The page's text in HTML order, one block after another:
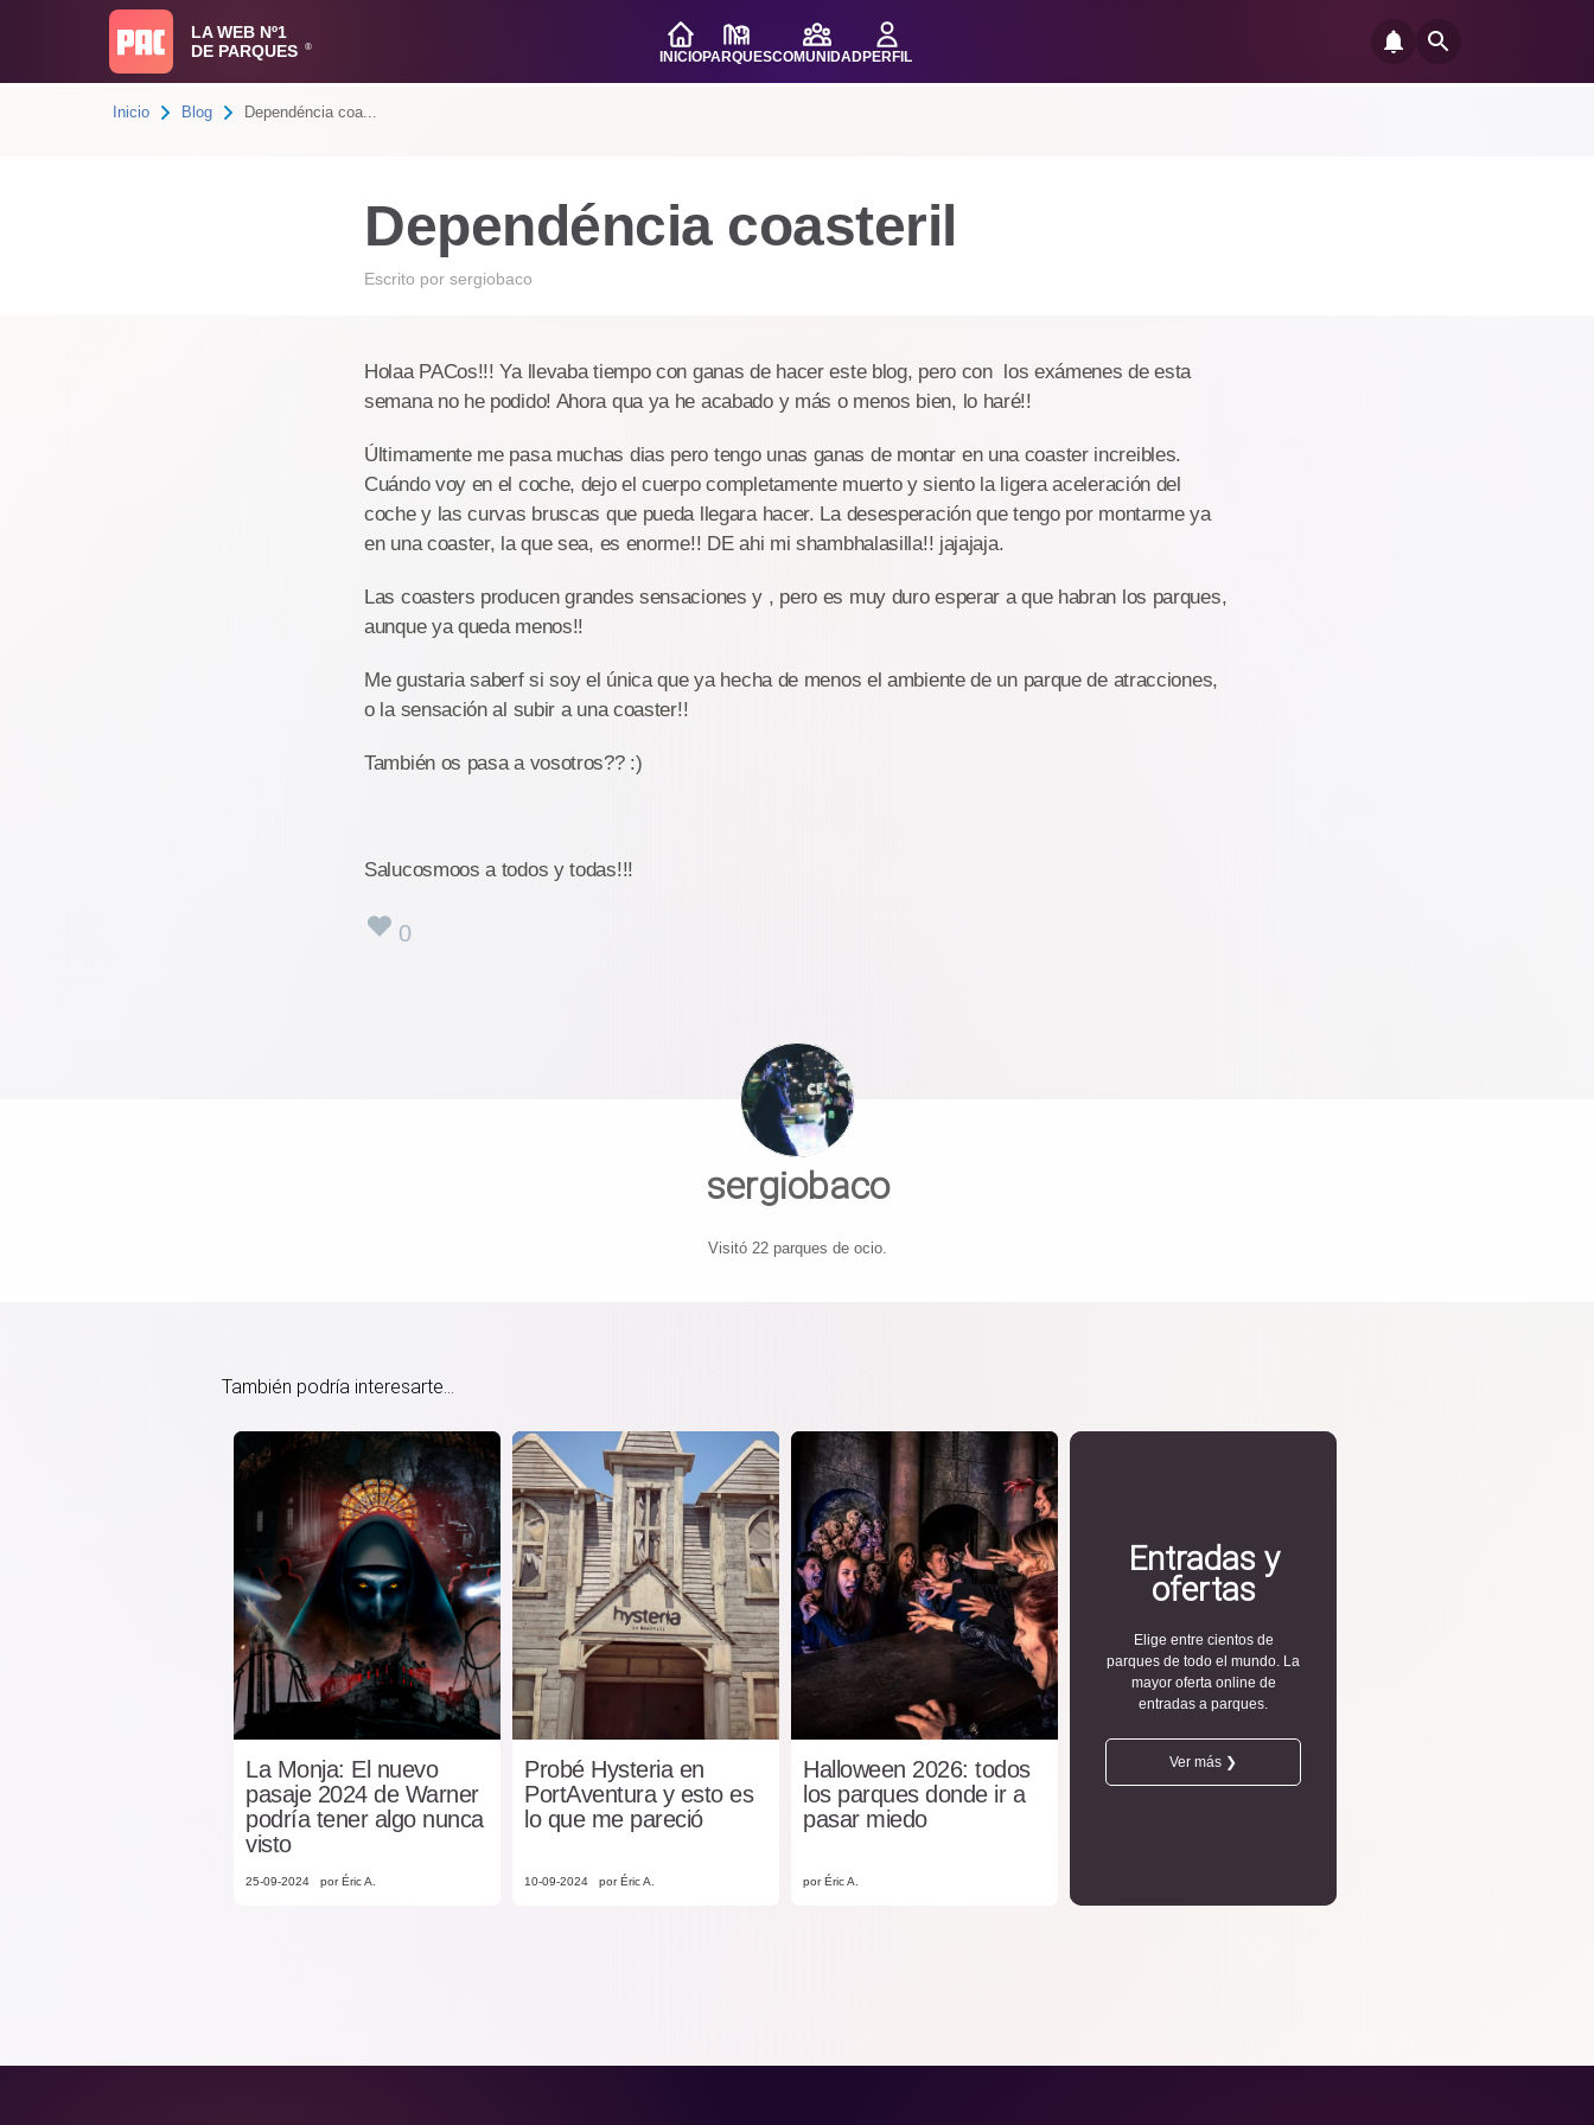
LA WEB Nº1
DE PARQUES
®
INICIOPARQUESCOMUNIDADPERFIL
Inicio Blog Dependéncia coa...
Dependéncia coasteril
Escrito por sergiobaco
Holaa PACos!!! Ya llevaba tiempo con ganas de hacer este blog, pero con los exámenes de esta
semana no he podido! Ahora qua ya he acabado y más o menos bien, lo haré!!
Últimamente me pasa muchas dias pero tengo unas ganas de montar en una coaster increibles.
Cuándo voy en el coche, dejo el cuerpo completamente muerto y siento la ligera aceleración del
coche y las curvas bruscas que pueda llegara hacer. La desesperación que tengo por montarme ya
en una coaster, la que sea, es enorme!! DE ahi mi shambhalasilla!! jajajaja.
Las coasters producen grandes sensaciones y , pero es muy duro esperar a que habran los parques,
aunque ya queda menos!!
Me gustaria saberf si soy el única que ya hecha de menos el ambiente de un parque de atracciones,
o la sensación al subir a una coaster!!
También os pasa a vosotros?? :)
Salucosmoos a todos y todas!!!
0
sergiobaco
Visitó 22 parques de ocio.
También podría interesarte...
La Monja: El nuevo
pasaje 2024 de Warner
podría tener algo nunca
visto
25-09-2024 por Éric A.
Probé Hysteria en
PortAventura y esto es
lo que me pareció
10-09-2024 por Éric A.
Halloween 2026: todos
los parques donde ir a
pasar miedo
por Éric A.
Entradas y
ofertas
Elige entre cientos de
parques de todo el mundo. La
mayor oferta online de
entradas a parques.
Ver más ❯